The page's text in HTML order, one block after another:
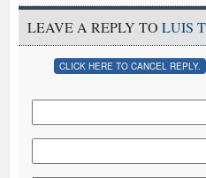
LEAVE A REPLY TO LUIS
CLICK HERE TO CANCEL REPLY.